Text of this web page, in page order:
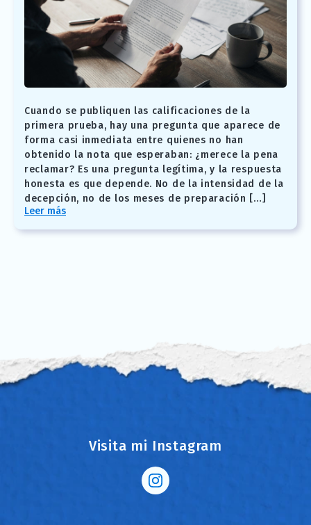
Cuando se publiquen las calificaciones de la
primera prueba, hay una pregunta que aparece de
forma casi inmediata entre quienes no han
obtenido la nota que esperaban: ¿merece la pena
reclamar? Es una pregunta legítima, y la respuesta
honesta es que depende. No de la intensidad de la
decepción, no de los meses de preparación […]
Leer más
Visita mi Instagram